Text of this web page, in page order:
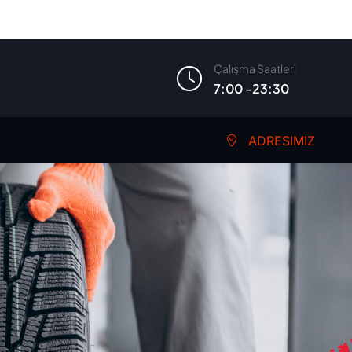
Çalışma Saatleri
7:00 -23:30
ADRESIMIZ